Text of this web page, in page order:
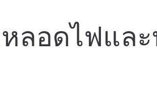
ลอดไฟและ